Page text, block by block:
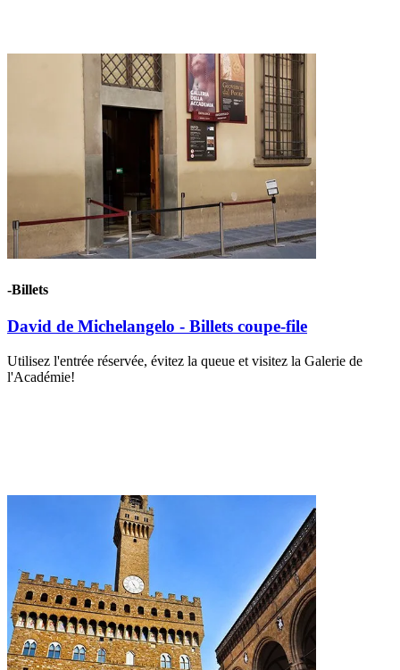
-Billets
David de Michelangelo - Billets coupe-file
Utilisez l'entrée réservée, évitez la queue et visitez la Galerie de
l'Académie!